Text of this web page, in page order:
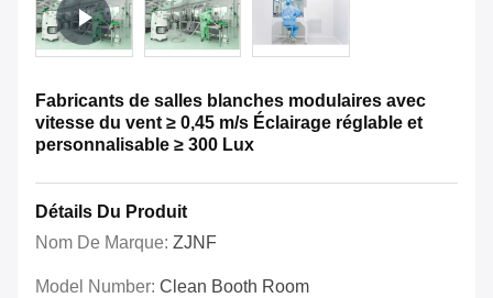
Fabricants de salles blanches modulaires avec
vitesse du vent ≥ 0,45 m/s Éclairage réglable et
personnalisable ≥ 300 Lux
Détails Du Produit
Nom De Marque: ZJNF
Model Number: Clean Booth Room